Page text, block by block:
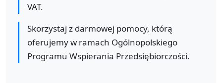
VAT.
Skorzystaj z darmowej pomocy, którą
oferujemy w ramach Ogólnopolskiego
Programu Wspierania Przedsiębiorczości.